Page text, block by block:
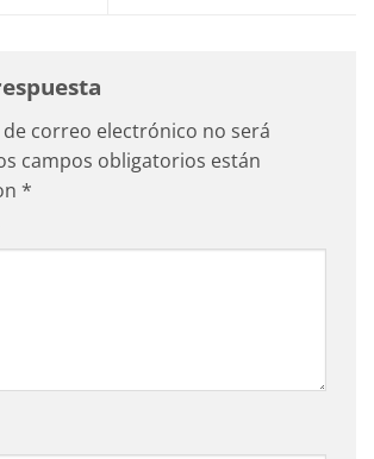
correo electrónico no será
campos obligatorios están
*